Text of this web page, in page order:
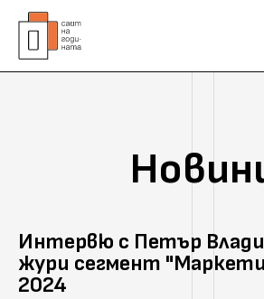
Интервю с Петър
жури сегмент
2024